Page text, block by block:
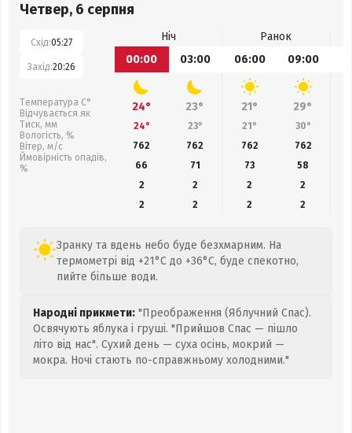
Четвер, 6 серпня
Схід:05:27
Захід:20:26
Температура С°
Відчувається як
Тиск, мм
Вологість, %
Вітер, м/с
Ймовірність опадів,
%
Ніч
Ранок
00:00
03:00 06:00 09:00
24° 23° 21° 29°
24° 23° 21° 30°
762
762 762 762
66
71 73 58
2
2 2
2
2
2 2 2
Зранку та вдень небо буде безхмарним. На
термометрі від +21°C до +36°C, буде спекотно,
пийте більше води.
Народні прикмети: "Преображення (Яблучний Спас).
Освячують яблука і груші. "Прийшов Спас — пішло
літо від нас". Сухий день — суха осінь, мокрий —
мокра. Ночі стають по-справжньому холодними."